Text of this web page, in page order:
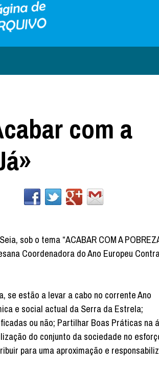
com a
sob o tema “ACABAR COM A
Coordenadora do Ano Europeu
se estão a levar a cabo no corrente Ano
e social actual da Serra da Estrela;
ou não; Partilhar Boas Práticas na
do conjunto da sociedade no
para uma aproximação e